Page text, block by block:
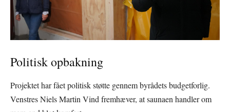
Politisk opbakning
Projektet har fået politisk støtte gennem byrådets budgetforlig.
Venstres Niels Martin Vind fremhæver, at saunaen handler om